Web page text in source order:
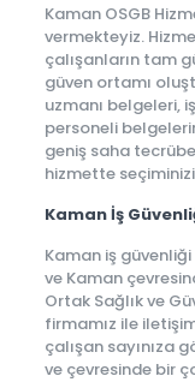
Kaman OSGB
vermekteyiz.
çalışanların tam
güven ortamı
uzmanı belgeleri,
personeli
geniş saha
hizmette
Kaman İş
Kaman iş
ve Kaman
Ortak Sağlık ve
firmamız ile
çalışan sayınıza
ve çevresinde bir